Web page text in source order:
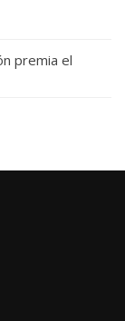
premia el